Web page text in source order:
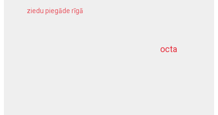
octa
ziedu piegāde rīgā
dziļurbums